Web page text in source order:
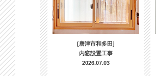
[唐津市和多田]
内窓設置工事
2026.07.03